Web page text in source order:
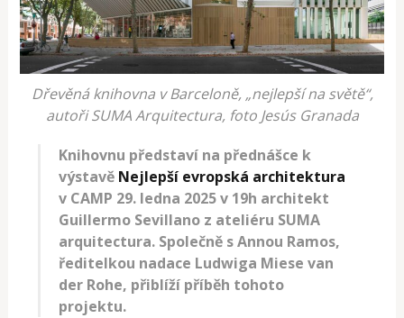
Dřevěná knihovna v Barceloně, „nejlepší na světě“,
autoři SUMA Arquitectura, foto Jesús Granada
Knihovnu představí na přednášce k
výstavě Nejlepší evropská architektura
v CAMP 29. ledna 2025 v 19h architekt
Guillermo Sevillano z ateliéru SUMA
arquitectura. Společně s Annou Ramos,
ředitelkou nadace Ludwiga Miese van
der Rohe, přiblíží příběh tohoto
projektu.